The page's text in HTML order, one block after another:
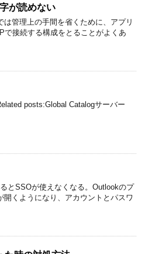
が読めない
管理上の手間を省くために、アプリ
で接続する構成をとることがよくあ
posts:Global Catalogサーバー
とSSOが使えなくなる。Outlookのプ
くようになり、アカウントとパスワ